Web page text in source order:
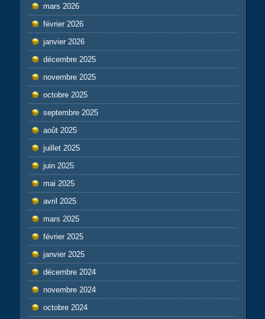
mars 2026
février 2026
janvier 2026
décembre 2025
novembre 2025
octobre 2025
septembre 2025
août 2025
juillet 2025
juin 2025
mai 2025
avril 2025
mars 2025
février 2025
janvier 2025
décembre 2024
novembre 2024
octobre 2024